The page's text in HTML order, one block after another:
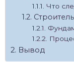
Что
Вывод